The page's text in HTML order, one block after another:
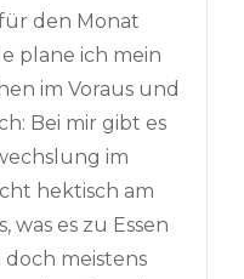
den Monat
plane ich mein
im Voraus und
Bei mir gibt es
im
hektisch am
es zu Essen
meistens